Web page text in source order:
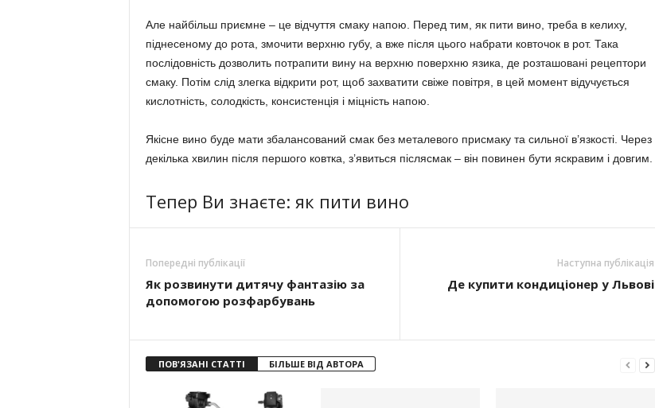
Але найбільш приємне – це відчуття смаку напою. Перед тим, як пити вино, треба в келиху,
піднесеному до рота, змочити верхню губу, а вже після цього набрати ковточок в рот. Така
послідовність дозволить потрапити вину на верхню поверхню язика, де розташовані рецептори
смаку. Потім слід злегка відкрити рот, щоб захватити свіже повітря, в цей момент відучується
кислотність, солодкість, консистенція і міцність напою.
Якісне вино буде мати збалансований смак без металевого присмаку та сильної в’язкості. Через
декілька хвилин після першого ковтка, з’явиться післясмак – він повинен бути яскравим і довгим.
Тепер Ви знаєте: як пити вино
Попередні публікації
Як розвинути дитячу фантазію за
допомогою розфарбувань
Наступна публікація
Де купити кондиціонер у Львові
ПОВ'ЯЗАНІ СТАТТІ БІЛЬШЕ ВІД АВТОРА